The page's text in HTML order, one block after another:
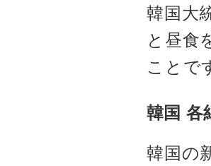
韓国大
と昼食
ことで
韓国 各
韓国の